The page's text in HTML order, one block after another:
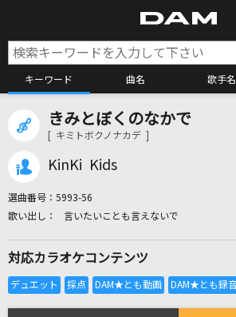
キーワード 曲名 歌手名
カラオケ検索
全国りれき
きみとぼくのなかで
[ キミトボクノナカデ ]
KinKi Kids
選曲番号： 5993-56
言いたいことも言えないで
対応カラオケコンテンツ